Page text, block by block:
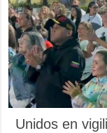
Unidos en